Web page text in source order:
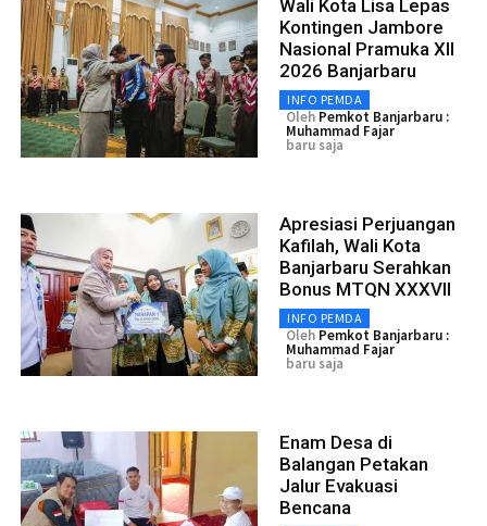
Wali Kota Lisa Lepas
Kontingen Jambore
Nasional Pramuka XII
2026 Banjarbaru
INFO PEMDA
Oleh Pemkot Banjarbaru :
Muhammad Fajar
baru saja
Apresiasi Perjuangan
Kafilah, Wali Kota
Banjarbaru Serahkan
Bonus MTQN XXXVII
INFO PEMDA
Oleh Pemkot Banjarbaru :
Muhammad Fajar
baru saja
Enam Desa di
Balangan Petakan
Jalur Evakuasi
Bencana